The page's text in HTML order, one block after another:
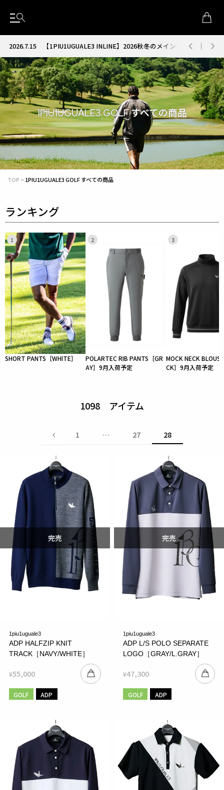
2026.7.15【1PIU1UGUALE3 INLINE】2026秋冬のメインコレクションが
1PIU1UGUALE3 GOLF すべての商品
TOP 1PIU1UGUALE3 GOLF すべての商品
ランキング
1
SHORT PANTS［WHITE］
2
POLARTEC RIB PANTS［GR
AY］9月入荷予定
3
MOCK NECK
CK］9月入荷予定
1098
1 … 27 28
1piu1uguale3
ADP HALFZIP KNIT
TRACK［NAVY/WHITE］
¥55,000
GOLF ADP
1piu1uguale3
ADP L/S POLO SEPARATE
LOGO［GRAY/L.GRAY］
¥47,300
GOLF ADP